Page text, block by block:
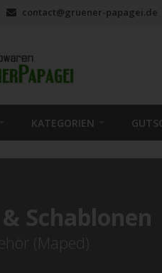
contact@gruener-papagei.de
KATEGORIEN
Schablonen
(Maped)